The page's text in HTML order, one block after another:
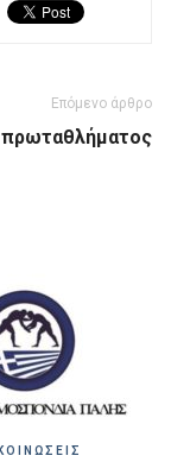
Επόμενο άρθρο
πρωταθλήματος